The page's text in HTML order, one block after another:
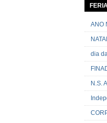
onde
ANO
NATAL
dia
N.S.